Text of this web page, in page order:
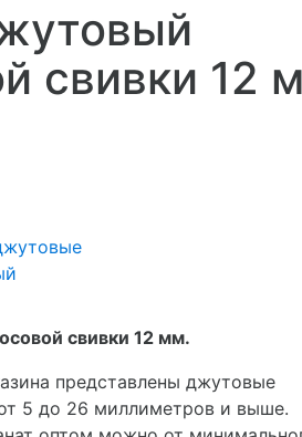
свивки 12
свивки 12 мм.
представлены джутовые
5 до 26 миллиметров и выше.